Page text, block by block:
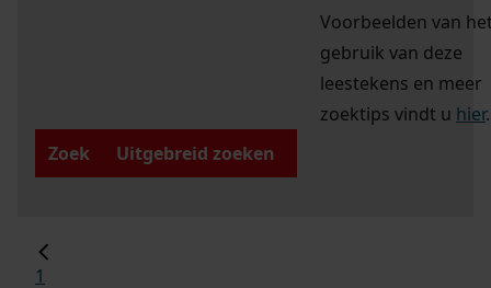
Voorbeelden van
gebruik van deze
leestekens en meer
zoektips vindt u hier.
Zoek
Uitgebreid zoeken
1